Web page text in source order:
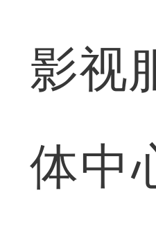
影视
体中